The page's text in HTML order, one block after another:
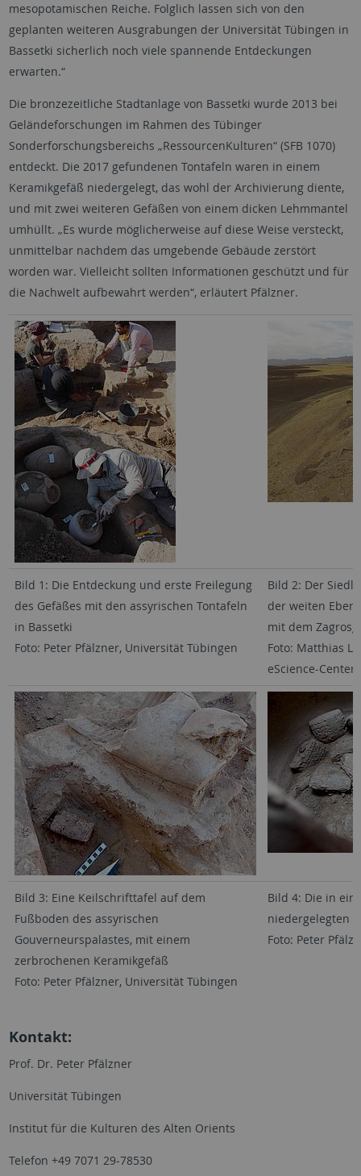
mesopotamischen Reiche. Folglich lassen sich von den
geplanten weiteren Ausgrabungen der Universität Tübingen in
Bassetki sicherlich noch viele spannende Entdeckungen
erwarten.“
Die bronzezeitliche Stadtanlage von Bassetki wurde 2013 bei
Geländeforschungen im Rahmen des Tübinger
Sonderforschungsbereichs „RessourcenKulturen“ (SFB 1070)
entdeckt. Die 2017 gefundenen Tontafeln waren in einem
Keramikgefäß niedergelegt, das wohl der Archivierung diente,
und mit zwei weiteren Gefäßen von einem dicken Lehmmantel
umhüllt. „Es wurde möglicherweise auf diese Weise versteckt,
unmittelbar nachdem das umgebende Gebäude zerstört
worden war. Vielleicht sollten Informationen geschützt und für
die Nachwelt aufbewahrt werden“, erläutert Pfälzner.
Bild 1: Die Entdeckung und erste Freilegung
des Gefäßes mit den assyrischen Tontafeln
in Bassetki
Foto: Peter Pfälzner, Universität Tübingen
Bild 2: Der
der weiten
mit dem
Foto: Matthias
eScience-
Bild 3: Eine Keilschrifttafel auf dem
Fußboden des assyrischen
Gouverneurspalastes, mit einem
zerbrochenen Keramikgefäß
Foto: Peter Pfälzner, Universität Tübingen
Bild 4: Die in
niedergelegten
Foto: Peter
Kontakt:
Prof. Dr. Peter Pfälzner
Universität Tübingen
Institut für die Kulturen des Alten Orients
Telefon +49 7071 29-78530